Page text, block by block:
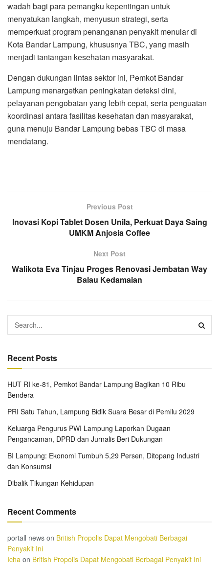
wadah bagi para pemangku kepentingan untuk
menyatukan langkah, menyusun strategi, serta
memperkuat program penanganan penyakit menular di
Kota Bandar Lampung, khususnya TBC, yang masih
menjadi tantangan kesehatan masyarakat.
Dengan dukungan lintas sektor ini, Pemkot Bandar
Lampung menargetkan peningkatan deteksi dini,
pelayanan pengobatan yang lebih cepat, serta penguatan
koordinasi antara fasilitas kesehatan dan masyarakat,
guna menuju Bandar Lampung bebas TBC di masa
mendatang.
Previous Post
Inovasi Kopi Tablet Dosen Unila, Perkuat Daya Saing
UMKM Anjosia Coffee
Next Post
Walikota Eva Tinjau Proges Renovasi Jembatan Way
Balau Kedamaian
Recent Posts
HUT RI ke-81, Pemkot Bandar Lampung Bagikan 10 Ribu
Bendera
PRI Satu Tahun, Lampung Bidik Suara Besar di Pemilu 2029
Keluarga Pengurus PWI Lampung Laporkan Dugaan
Pengancaman, DPRD dan Jurnalis Beri Dukungan
BI Lampung: Ekonomi Tumbuh 5,29 Persen, Ditopang Industri
dan Konsumsi
Dibalik Tikungan Kehidupan
Recent Comments
portall news on British Propolis Dapat Mengobati Berbagai
Penyakit Ini
Icha on British Propolis Dapat Mengobati Berbagai Penyakit Ini